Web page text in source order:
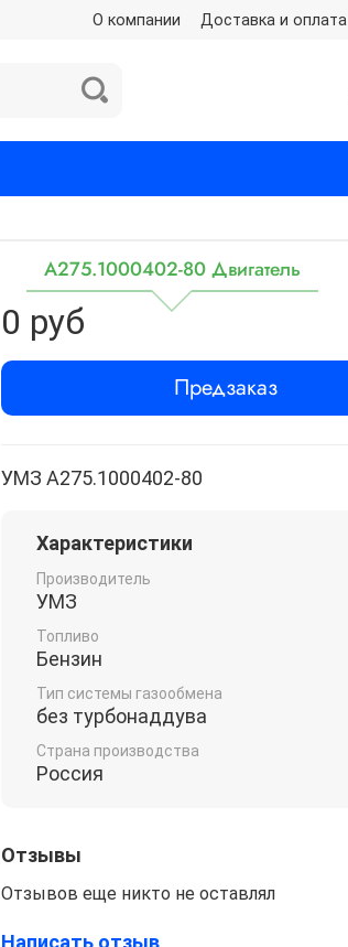
О компании Доставка и оплата
А275.1000402-80 Двигатель
0 руб
Предзаказ
УМЗ А275.1000402-80
Характеристики
Производитель
УМЗ
Топливо
Бензин
Тип системы газообмена
без турбонаддува
Страна производства
Россия
Отзывы
Отзывов еще никто не оставлял